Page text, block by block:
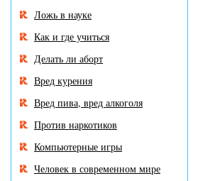
Ложь в науке
Как и где учиться
Делать ли аборт
Вред курения
Вред пива, вред алкоголя
Против наркотиков
Компьютерные игры
Человек в современном мире